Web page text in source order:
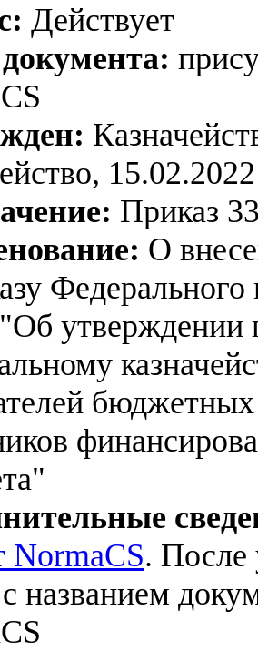
Действует
15.02.2022
Приказ
О
Федерального
утверждении
NormaCS. После
названием